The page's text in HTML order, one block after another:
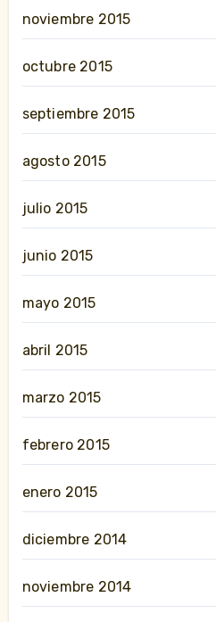
noviembre 2015
octubre 2015
septiembre 2015
agosto 2015
julio 2015
junio 2015
mayo 2015
abril 2015
marzo 2015
febrero 2015
enero 2015
diciembre 2014
noviembre 2014